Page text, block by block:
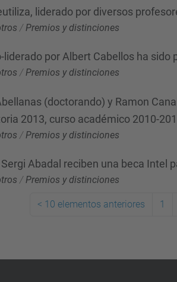
liderado por diversos
/ Premios y distinciones
liderado por Albert Cabellos ha
/Premios y distinciones
(doctorando) y Ramon
2013, curso académico 2010-
/ Premios y distinciones
Abadal reciben una beca Intel
/Premios y distinciones
< 10 elementos anteriores 1